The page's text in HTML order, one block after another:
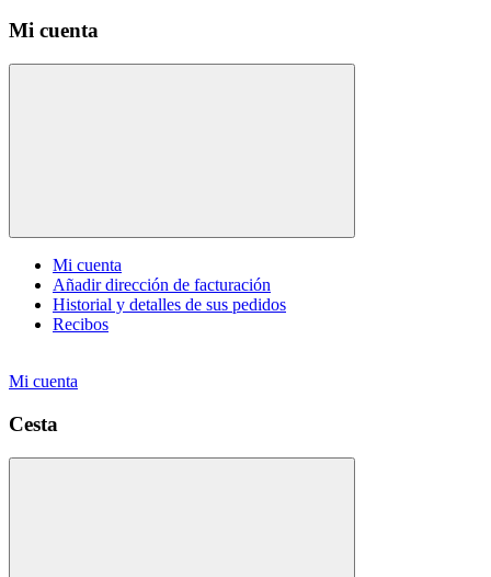
Mi cuenta
Mi cuenta
Añadir dirección de facturación
Historial y detalles de sus pedidos
Recibos
Mi cuenta
Cesta